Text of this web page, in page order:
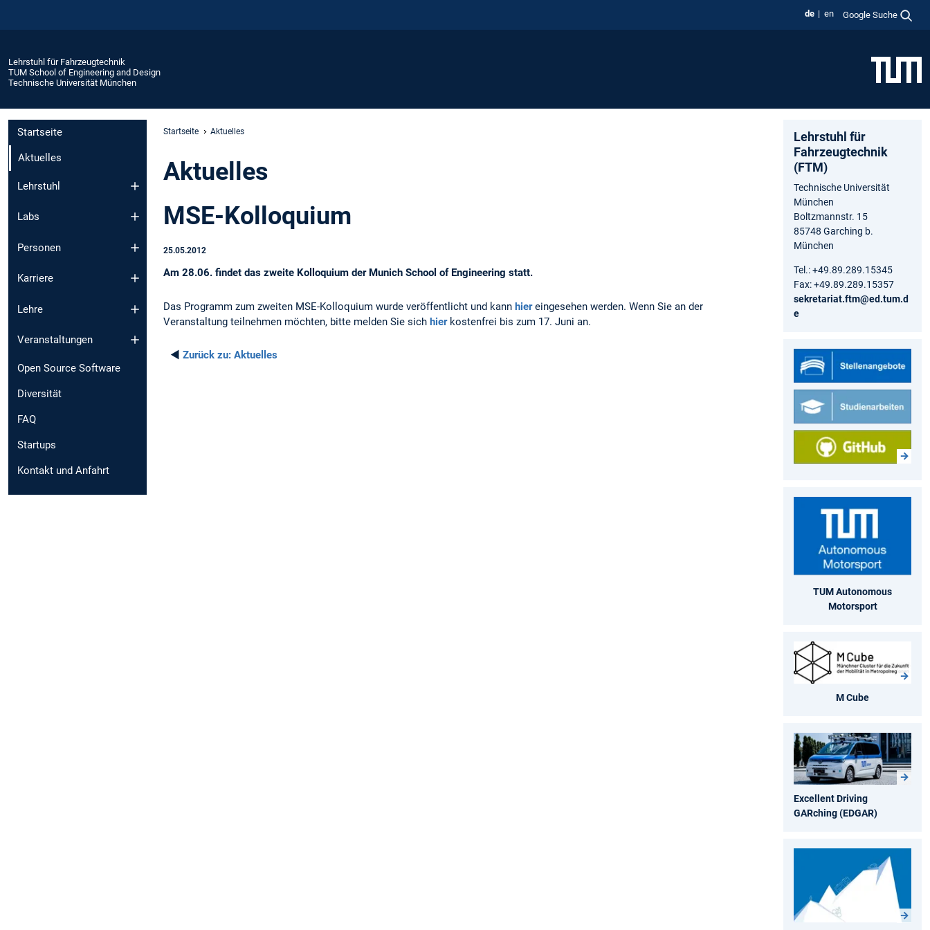
de en Google Suche
Lehrstuhl für Fahrzeugtechnik
TUM School of Engineering and Design
Technische Universität München
Startseite
Aktuelles
Lehrstuhl
Labs
Personen
Karriere
Lehre
Veranstaltungen
Open Source Software
Diversität
FAQ
Startups
Kontakt und Anfahrt
Startseite Aktuelles
Aktuelles
MSE-Kolloquium
25.05.2012
Am 28.06. findet das zweite Kolloquium der Munich School of Engineering statt.
Das Programm zum zweiten MSE-Kolloquium wurde veröffentlicht und kann hiereingesehen werden. Wenn Sie an der
Veranstaltung teilnehmen möchten, bitte melden Sie sich hier kostenfrei bis zum 17. Juni an.
◄ Zurück zu: Aktuelles
Lehrstuhl für
Fahrzeugtechnik
(FTM)
Technische Universität
München
Boltzmannstr. 15
85748 Garching b.
München
Tel.: +49.89.289.15345
Fax: +49.89.289.15357
sekretariat.ftm@ed.tum.d
e
TUM Autonomous
Motorsport
M Cube
Excellent Driving
GARching (EDGAR)